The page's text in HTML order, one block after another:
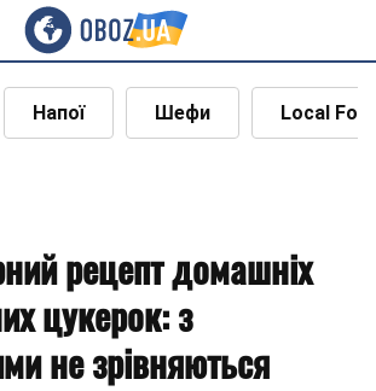
Напої Шефи Local
рецепт домашніх
цукерок: з
не зрівняються